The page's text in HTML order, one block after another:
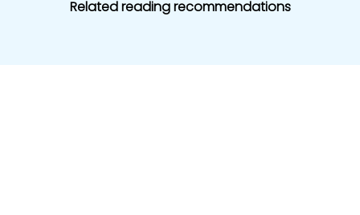
Related reading recommendations